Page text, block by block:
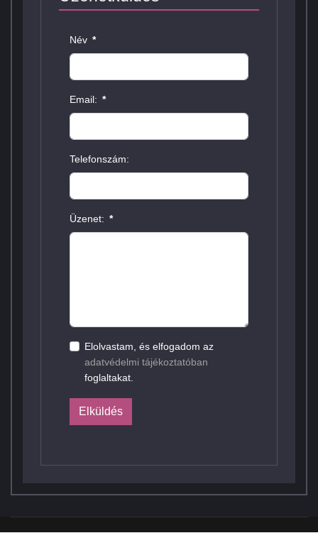
Név *
Email: *
Telefonszám:
Üzenet: *
Elolvastam, és elfogadom az
adatvédelmi tájékoztatóban
foglaltakat.
Elküldés